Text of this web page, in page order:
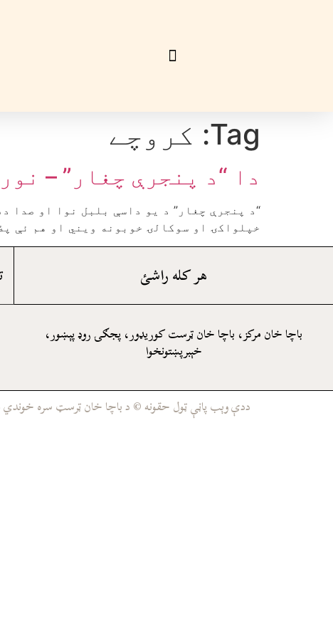
Tag: کروچے
دا “د پنجرې چغار” –
“د پنجرې چغار” د يو داسې بلبل نوا او صدا
خپلواکۍ او سوکالۍ خوبونه ويني او هم ئې
هر کله راشئ
باچا خان مرکز، باچا خان ټرست کوريډور، پجګۍ روډ پېښور،
خېبرپښتونخوا
ددې وېب پاڼې ټول حقونه © د باچا خان ټرسټ سره خوندي